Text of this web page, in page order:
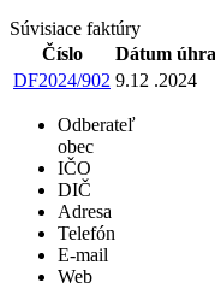
Súvisiace faktúry
Číslo
Dátum
DF2024/902 9.12 .2024
Odberateľ
obec
IČO
DIČ
Adresa
Telefón
E-mail
Web